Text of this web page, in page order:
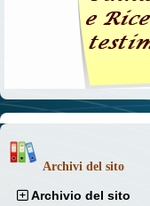
Archivi del sito
Archivio del sito